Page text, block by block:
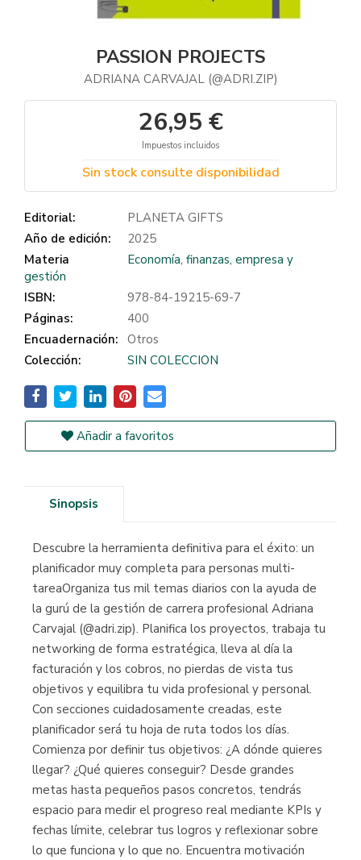
PASSION PROJECTS
ADRIANA CARVAJAL (@ADRI.ZIP)
26,95 €
Impuestos incluidos
Sin stock consulte disponibilidad
Editorial:
PLANETA GIFTS
Año de edición:
2025
Materia
Economía, finanzas, empresa y
gestión
ISBN:
978-84-19215-69-7
Páginas:
400
Encuadernación: Otros
Colección:
SIN COLECCION
Añadir a favoritos
Sinopsis
Descubre la herramienta definitiva para el éxito: un
planificador muy completa para personas multi-
tareaOrganiza tus mil temas diarios con la ayuda de
la gurú de la gestión de carrera profesional Adriana
Carvajal (@adri.zip). Planifica los proyectos, trabaja tu
networking de forma estratégica, lleva al día la
facturación y los cobros, no pierdas de vista tus
objetivos y equilibra tu vida profesional y personal.
Con secciones cuidadosamente creadas, este
planificador será tu hoja de ruta todos los días.
Comienza por definir tus objetivos: ¿A dónde quieres
llegar? ¿Qué quieres conseguir? Desde grandes
metas hasta pequeños pasos concretos, tendrás
espacio para medir el progreso real mediante KPIs y
fechas límite, celebrar tus logros y reflexionar sobre
lo que funciona y lo que no. Encuentra motivación